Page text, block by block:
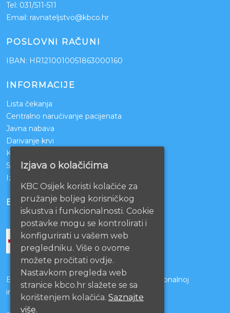
Tel: 031/511-511
Email: ravnateljstvo@kbco.hr
POSLOVNI RAČUNI
IBAN: HR1210010051863000160
INFORMACIJE
Lista čekanja
Centralno naručivanje pacijenata
Javna nabava
Darivanje krvi
KBCO Webmail
Sestrinstvo KBC Osijek
Izjava o pristupačnosti mrežnih stranica
BOLNICE PARTNERI
Bolnice s kojima je potpisan ugovor o funkcionalnoj
integraciji
Izjava o kolačićima
KBC Osijek koristi kolačiće za
pružanje boljeg korisničkog
iskustva i funkcionalnosti. Cookie
postavke mogu se kontrolirati i
konfigurirati u vašem web
pregledniku. Više o ovome
možete pročitati ovdje.
Nastavkom pregleda web
stranice kbco.hr slažete se sa
korištenjem kolačića. Saznajte
više.